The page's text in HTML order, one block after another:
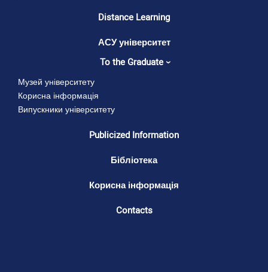
Distance Learning
АСУ університет
To the Graduate
Музей університету
Корисна інформація
Випускники університету
Publicized Information
Бібліотека
Корисна інформація
Contacts
приміщення).
управління та
права імені
Леоніда
Юзькова).